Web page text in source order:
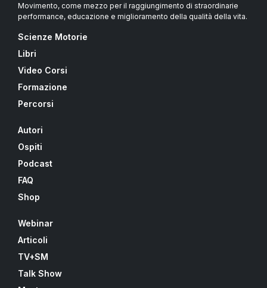
Movimento, come mezzo per il raggiungimento di straordinarie
performance, educazione e miglioramento della qualità della vita.
Scienze Motorie
Libri
Video Corsi
Formazione
Percorsi
Autori
Ospiti
Podcast
FAQ
Shop
Webinar
Articoli
TV+SM
Talk Show